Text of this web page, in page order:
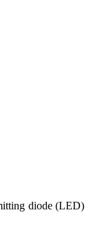
diode (LED)